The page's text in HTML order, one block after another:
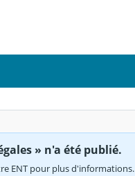
» n'a été publié.
ENT pour plus d'informations.